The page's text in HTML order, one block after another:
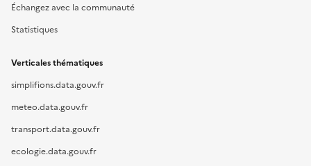
Échangez avec la communauté
Statistiques
Verticales thématiques
simplifions.data.gouv.fr
meteo.data.gouv.fr
transport.data.gouv.fr
ecologie.data.gouv.fr